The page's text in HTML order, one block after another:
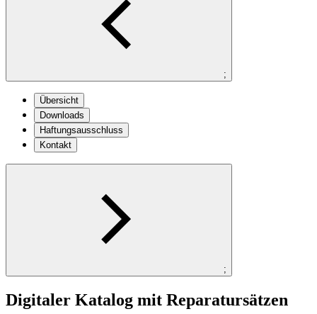
;
Übersicht
Downloads
Haftungsausschluss
Kontakt
;
Digitaler Katalog mit Reparatursätzen